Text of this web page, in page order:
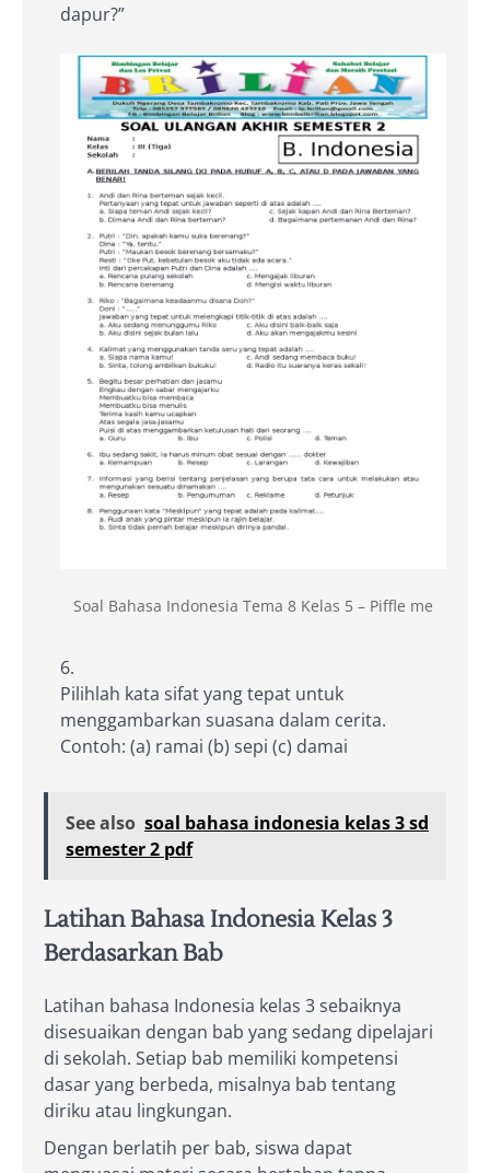
dapur?”
Soal Bahasa Indonesia Tema 8 Kelas 5 – Piffle me
Pilihlah kata sifat yang tepat untuk
menggambarkan suasana dalam cerita.
Contoh: (a) ramai (b) sepi (c) damai
See also soal bahasa indonesia kelas 3 sd
semester 2 pdf
Latihan Bahasa Indonesia Kelas 3
Berdasarkan Bab
Latihan bahasa Indonesia kelas 3 sebaiknya
disesuaikan dengan bab yang sedang dipelajari
di sekolah. Setiap bab memiliki kompetensi
dasar yang berbeda, misalnya bab tentang
diriku atau lingkungan.
Dengan berlatih per bab, siswa dapat